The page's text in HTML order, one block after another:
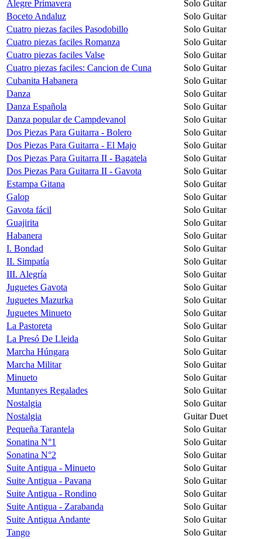
Alegre Primavera
Solo Guitar
Boceto Andaluz
Solo Guitar
Cuatro piezas faciles Pasodobillo
Solo Guitar
Cuatro piezas faciles Romanza
Solo Guitar
Cuatro piezas faciles Valse
Solo Guitar
Cuatro piezas faciles: Cancion de Cuna
Solo Guitar
Cubanita Habanera
Solo Guitar
Danza
Solo Guitar
Danza Española
Solo Guitar
Danza popular de Campdevanol
Solo Guitar
Dos Piezas Para Guitarra - Bolero
Solo Guitar
Dos Piezas Para Guitarra - El Majo
Solo Guitar
Dos Piezas Para Guitarra II - Bagatela
Solo Guitar
Dos Piezas Para Guitarra II - Gavota
Solo Guitar
Estampa Gitana
Solo Guitar
Galop
Solo Guitar
Gavota fácil
Solo Guitar
Guajirita
Solo Guitar
Habanera
Solo Guitar
I. Bondad
Solo Guitar
II. Simpatía
Solo Guitar
III. Alegría
Solo Guitar
Juguetes Gavota
Solo Guitar
Juguetes Mazurka
Solo Guitar
Juguetes Minueto
Solo Guitar
La Pastoreta
Solo Guitar
La Presó De Lleida
Solo Guitar
Marcha Húngara
Solo Guitar
Marcha Militar
Solo Guitar
Minueto
Solo Guitar
Muntanyes Regalades
Solo Guitar
Nostalgia
Solo Guitar
Nostalgia
Guitar Duet
Pequeña Tarantela
Solo Guitar
Sonatina N°1
Solo Guitar
Sonatina N°2
Solo Guitar
Suite Antigua - Minueto
Solo Guitar
Suite Antigua - Pavana
Solo Guitar
Suite Antigua - Rondino
Solo Guitar
Suite Antigua - Zarabanda
Solo Guitar
Suite Antigua Andante
Solo Guitar
Tango
Solo Guitar